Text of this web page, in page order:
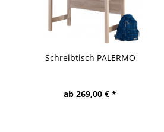
Schreibtisch PALERMO
ab 269,00 € *